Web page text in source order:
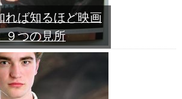
れば知るほど映画
９つの見所